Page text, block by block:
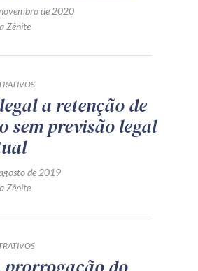
de 2020
Zênite
a retenção de
sem previsão legal
de 2019
Zênite